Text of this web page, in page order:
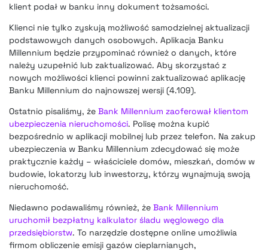
klient podał w banku inny dokument tożsamości.
Klienci nie tylko zyskują możliwość samodzielnej aktualizacji
podstawowych danych osobowych. Aplikacja Banku
Millennium będzie przypominać również o danych, które
należy uzupełnić lub zaktualizować. Aby skorzystać z
nowych możliwości klienci powinni zaktualizować aplikację
Banku Millennium do najnowszej wersji (4.109).
Ostatnio pisaliśmy, że Bank Millennium zaoferował klientom
ubezpieczenia nieruchomości. Polisę można kupić
bezpośrednio w aplikacji mobilnej lub przez telefon. Na zakup
ubezpieczenia w Banku Millennium zdecydować się może
praktycznie każdy – właściciele domów, mieszkań, domów w
budowie, lokatorzy lub inwestorzy, którzy wynajmują swoją
nieruchomość.
Niedawno podawaliśmy również, że Bank Millennium
uruchomił bezpłatny kalkulator śladu węglowego dla
przedsiębiorstw. To narzędzie dostępne online umożliwia
firmom obliczenie emisji gazów cieplarnianych,